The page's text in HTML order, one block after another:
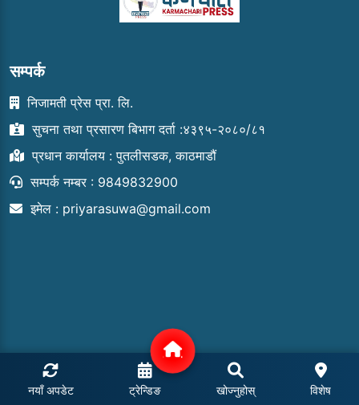
सम्पर्क
निजामती प्रेस प्रा. लि.
सुचना तथा प्रसारण बिभाग दर्ता :४३९५-२०८०/८१
प्रधान कार्यालय : पुतलीसडक, काठमाडौं
सम्पर्क नम्बर : 9849832900
इमेल : priyarasuwa@gmail.com
नयाँ अपडेट ट्रेन्डिङ खोज्नुहोस् विशेष